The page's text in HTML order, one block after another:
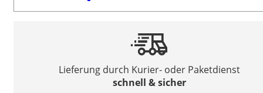
Lieferung durch Kurier- oder Paketdienst
schnell & sicher